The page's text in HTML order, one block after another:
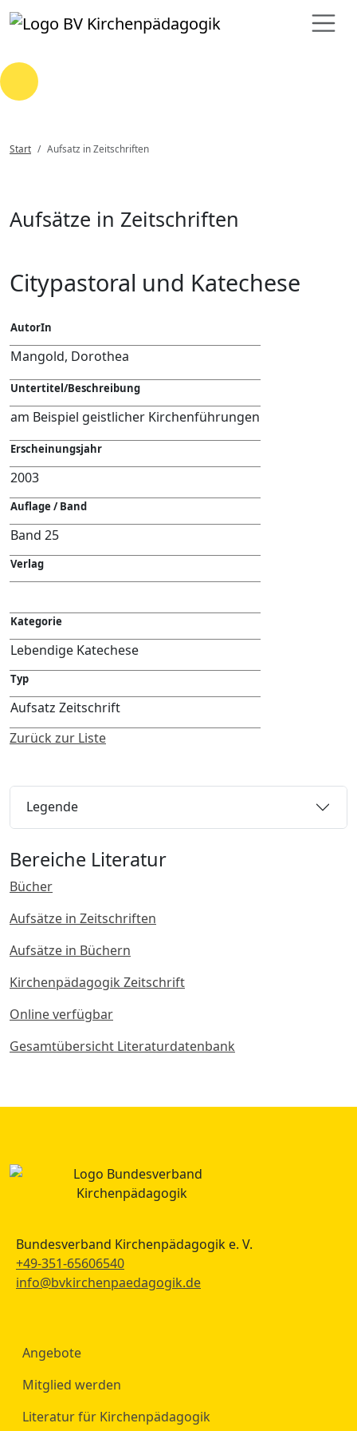
Loading...
Start Aufsatz in Zeitschriften
Aufsätze in Zeitschriften
Citypastoral und Katechese
AutorIn
Mangold, Dorothea
Untertitel/Beschreibung
am Beispiel geistlicher Kirchenführungen
Erscheinungsjahr
2003
Auflage / Band
Band 25
Verlag
Kategorie
Lebendige Katechese
Typ
Aufsatz Zeitschrift
Zurück zur Liste
Legende
Bereiche Literatur
Bücher
Aufsätze in Zeitschriften
Aufsätze in Büchern
Kirchenpädagogik Zeitschrift
Online verfügbar
Gesamtübersicht Literaturdatenbank
Bundesverband Kirchenpädagogik e. V.
+49-351-65606540
info@bvkirchenpaedagogik.de
Angebote
Mitglied werden
Literatur für Kirchenpädagogik